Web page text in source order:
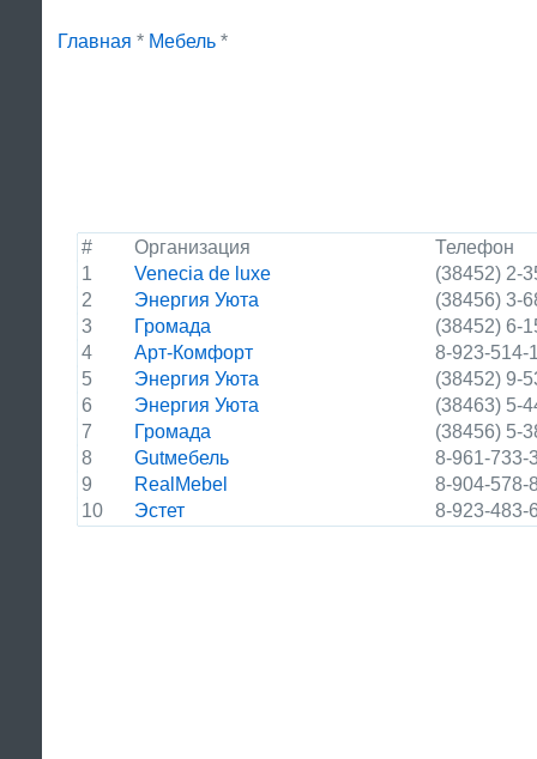
Главная * Мебель *
# Организация
Телефон
1
Venecia de luxe
(38452) 2-
2
Энергия Уюта
(38456) 3-
3
Громада
(38452) 6-
4
Арт-Комфорт
8-923-514-
5
Энергия Уюта
(38452) 9-
6
Энергия Уюта
(38463) 5-
7
Громада
(38456) 5-
8
Gutмебель
8-961-733-
9
RealMebel
8-904-578-
10
Эстет 8-923-483-